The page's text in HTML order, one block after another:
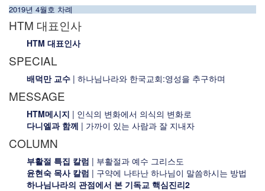
2019년 4월호 차례
HTM 대표인사
HTM 대표인사
SPECIAL
배덕만 교수 | 하나님나라와 한국교회:영성을 추구하며
MESSAGE
HTM메시지 | 인식의 변화에서 의식의 변화로
다니엘과 함께 | 가까이 있는 사람과 잘 지내자
COLUMN
부활절 특집 칼럼 | 부활절과 예수 그리스도
윤현숙 목사 칼럼 | 구약에 나타난 하나님이 말씀하시는 방법
하나님나라의 관점에서 본 기독교 핵심진리2